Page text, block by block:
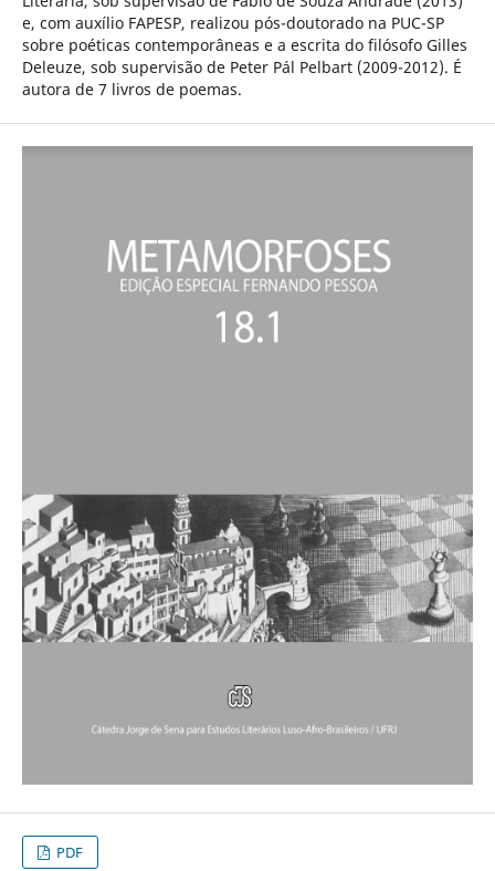
e, com auxílio FAPESP, realizou pós-doutorado na PUC-SP
sobre poéticas contemporâneas e a escrita do filósofo Gilles
Deleuze, sob supervisão de Peter Pál Pelbart (2009-2012). É
autora de 7 livros de poemas.
PDF